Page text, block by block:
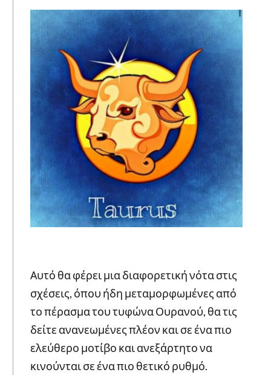
Αυτό θα φέρει μια διαφορετική νότα στις
σχέσεις, όπου ήδη μεταμορφωμένες από
το πέρασμα του τυφώνα Ουρανού, θα τις
δείτε ανανεωμένες πλέον και σε ένα πιο
ελεύθερο μοτίβο και ανεξάρτητο να
κινούνται σε ένα πιο θετικό ρυθμό.